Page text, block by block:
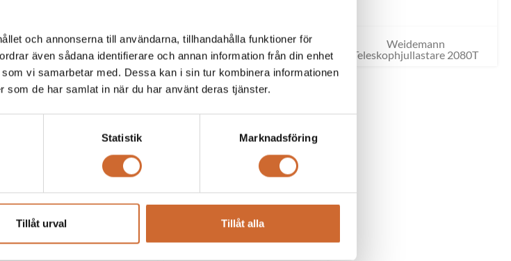
och annonserna till användarna, tillhandahålla funktioner för
även sådana identifierare och annan information från din enhet
vi samarbetar med. Dessa kan i sin tur kombinera informationen
som de har samlat in när du har använt deras tjänster.
Statistik Marknadsföring
Tillåt urval Tillåt alla
Weidemann
Teleskophjullastare 4080T
Weidemann
Teleskophjullastare 3080T
Weidemann
Teleskophjullastare 2080T